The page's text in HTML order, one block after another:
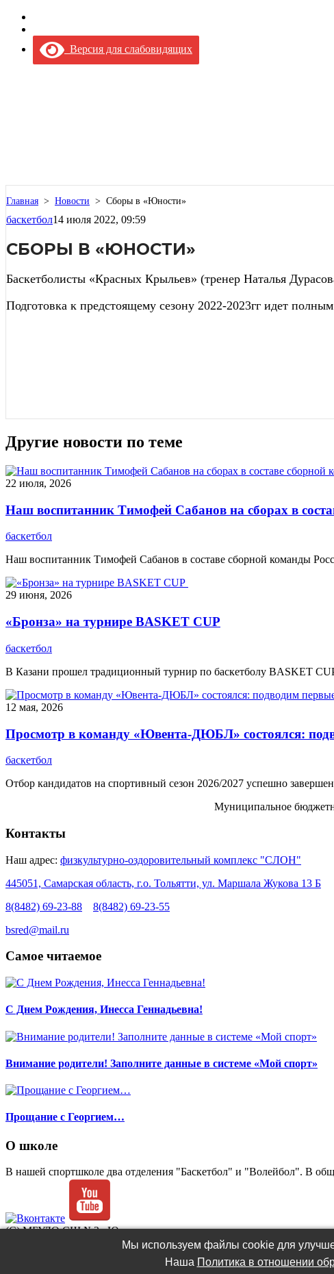
Версия для слабовидящих
Главная > Новости > Сборы в «Юности»
баскетбол14 июля 2022, 09:59
СБОРЫ В «ЮНОСТИ»
Баскетболисты «Красных Крыльев» (тренер Наталья
Подготовка к предстоящему сезону 2022-2023гг идет
Другие новости по теме
22 июля, 2026
Наш воспитанник Тимофей Сабанов на сборах в
баскетбол
Наш воспитанник Тимофей Сабанов в составе сборной команды
29 июня, 2026
«Бронза» на турнире BASKET CUP
баскетбол
В Казани прошел традиционный турнир по баскетболу BASKET
12 мая, 2026
Просмотр в команду «Ювента-ДЮБЛ» состоялся:
баскетбол
​Отбор кандидатов на спортивный сезон 2026/2027 успешно
Муниципальное
Контакты
Наш адрес: физкультурно-оздоровительный комплекс "СЛОН"
445051, Самарская область, г.о. Тольятти, ул. Маршала Жукова 13 Б
8(8482) 69-23-88
8(8482) 69-23-55
bsred@mail.ru
Самое читаемое
С Днем Рождения, Инесса Геннадьевна!
Внимание родители! Заполните данные в системе «Мой спорт»
Прощание с Георгием…
О школе
В нашей спортшколе два отделения "Баскетбол" и "Волейбол". В
(C) МБУДО СШ №2 «Ювента»
Разработка и администрирование сайта - Роман Попов
Политика в отношении обработки файлов cookie.Политика
Мы используем файлы cookie для
Наша Политика в отношении